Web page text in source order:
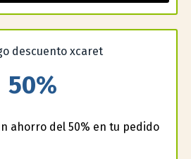
50%
ahorro del 50% en tu pedido